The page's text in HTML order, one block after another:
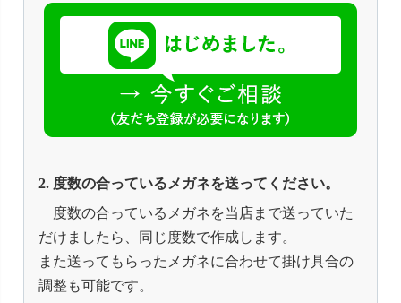
2. 度数の合っているメガネを送ってください。
度数の合っているメガネを当店まで送っていた
だけましたら、同じ度数で作成します。
また送ってもらったメガネに合わせて掛け具合の
調整も可能です。